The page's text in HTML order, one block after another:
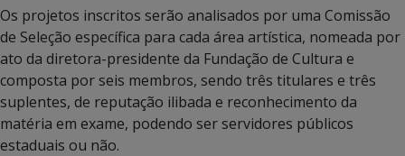
Os projetos inscritos serão analisados por uma Comissão
de Seleção específica para cada área artística, nomeada por
ato da diretora-presidente da Fundação de Cultura e
composta por seis membros, sendo três titulares e três
suplentes, de reputação ilibada e reconhecimento da
matéria em exame, podendo ser servidores públicos
estaduais ou não.